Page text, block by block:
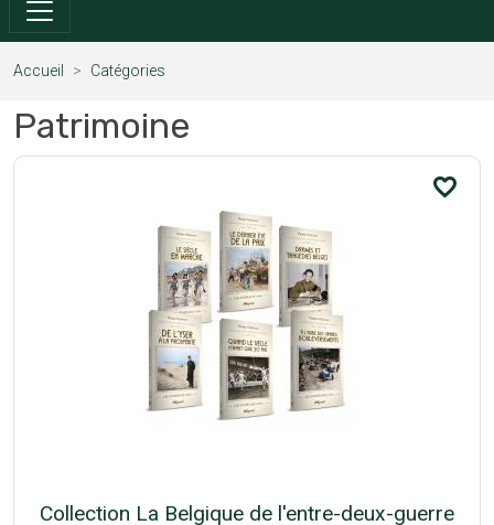
Accueil Catégories
Patrimoine
favorite_border
Collection La Belgique de l'entre-deux-guerre